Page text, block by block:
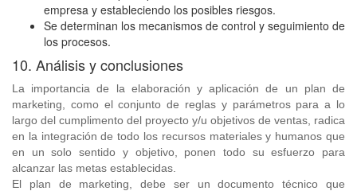
empresa y estableciendo los posibles riesgos.
Se determinan los mecanismos de control y seguimiento de
los procesos.
10. Análisis y conclusiones
La importancia de la elaboración y aplicación de un plan de
marketing, como el conjunto de reglas y parámetros para a lo
largo del cumplimento del proyecto y/u objetivos de ventas, radica
en la integración de todo los recursos materiales y humanos que
en un solo sentido y objetivo, ponen todo su esfuerzo para
alcanzar las metas establecidas.
El plan de marketing, debe ser un documento técnico que